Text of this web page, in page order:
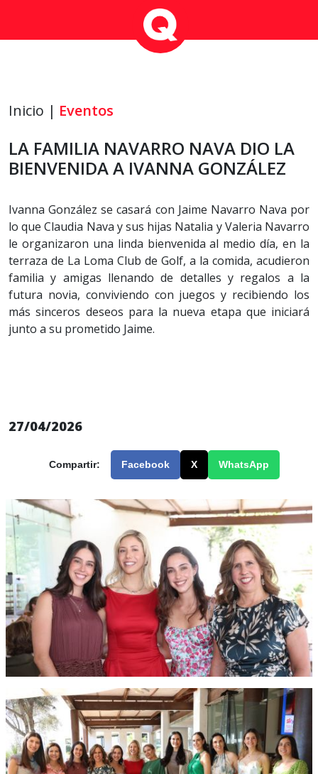
Inicio | Eventos
LA FAMILIA NAVARRO NAVA DIO LA
BIENVENIDA A IVANNA GONZÁLEZ
Ivanna González se casará con Jaime Navarro Nava por
lo que Claudia Nava y sus hijas Natalia y Valeria Navarro
le organizaron una linda bienvenida al medio día, en la
terraza de La Loma Club de Golf, a la comida, acudieron
familia y amigas llenando de detalles y regalos a la
futura novia, conviviendo con juegos y recibiendo los
más sinceros deseos para la nueva etapa que iniciará
junto a su prometido Jaime.
27/04/2026
Compartir: Facebook X WhatsApp